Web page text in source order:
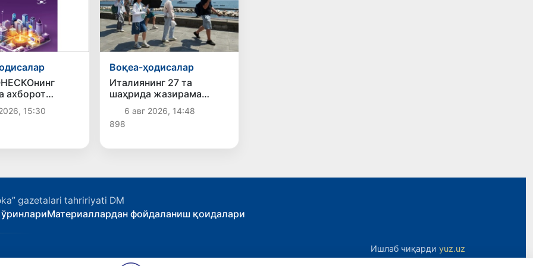
ахборот
бўйича
15:30
Воқеа-ҳодисалар
Италиянинг 27 та
шаҳрида жазирама
туфайли "қизил" хавф
даражаси эълон
қилинди
6 авг 2026, 14:48
898
gazetalari tahririyati DM
Материаллардан фойдаланиш қоидалари
Ишлаб чиқарди yuz.uz